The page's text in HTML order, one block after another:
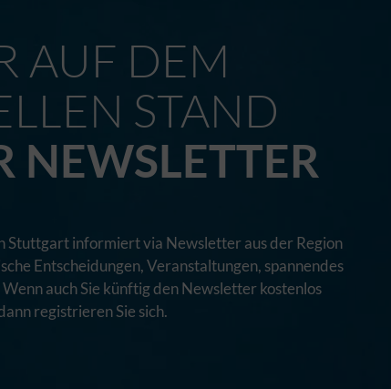
AUF DEM
STAND
NEWSLETTER
Stuttgart informiert via Newsletter aus der Region
Entscheidungen, Veranstaltungen, spannendes
auch Sie künftig den Newsletter kostenlos
registrieren Sie sich.